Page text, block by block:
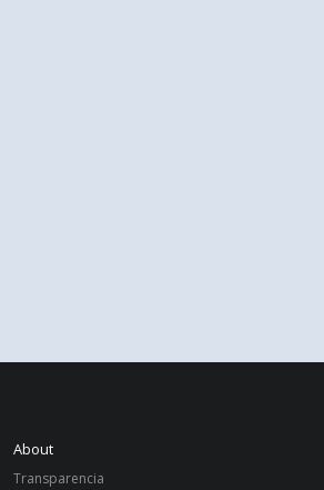
About
Transparencia